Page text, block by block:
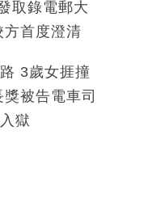
取錄電郵大
首度澄清
3歲女捱撞
被告電車司
獄